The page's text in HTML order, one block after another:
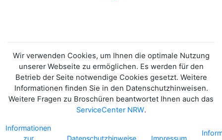
Wir verwenden Cookies, um Ihnen die optimale Nutzung
unserer Webseite zu ermöglichen. Es werden für den
Betrieb der Seite notwendige Cookies gesetzt. Weitere
Informationen finden Sie in den Datenschutzhinweisen.
Weitere Fragen zu Broschüren beantwortet Ihnen auch das
ServiceCenter NRW.
Informationen
zur
Datenschutzhinweise Impressum